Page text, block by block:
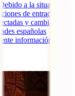
a la situación
de entrada a
y cambiar con
españolas
información debe